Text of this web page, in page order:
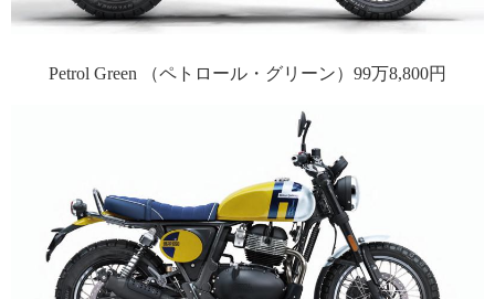
Petrol Green （ペトロール・グリーン）99万8,800円